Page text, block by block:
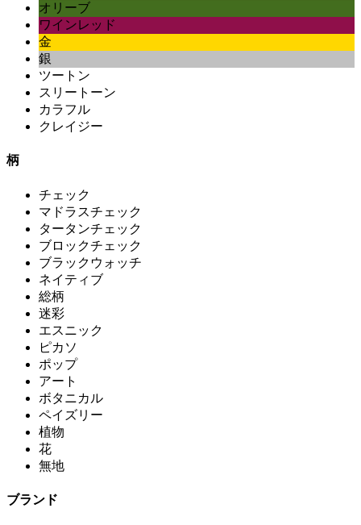
オリーブ
ワインレッド
金
銀
ツートン
スリートーン
カラフル
クレイジー
柄
チェック
マドラスチェック
タータンチェック
ブロックチェック
ブラックウォッチ
ネイティブ
総柄
迷彩
エスニック
ピカソ
ポップ
アート
ボタニカル
ペイズリー
植物
花
無地
ブランド